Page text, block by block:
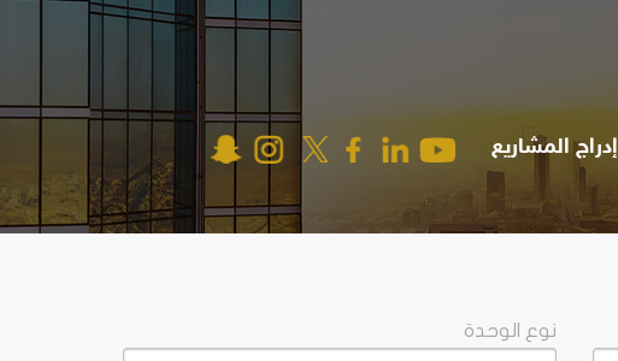
إدراج المشاريع
نوع الوحدة